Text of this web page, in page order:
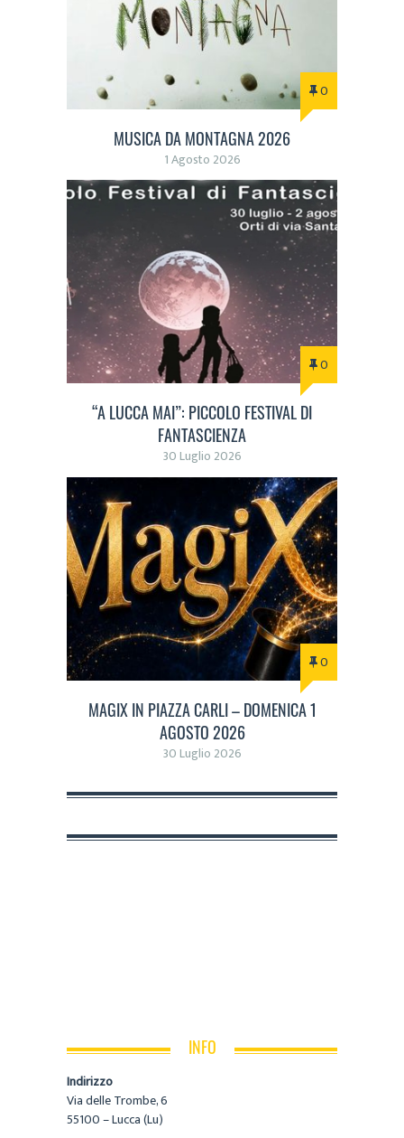
0
MUSICA DA MONTAGNA 2026
1 Agosto 2026
0
“A LUCCA MAI”: PICCOLO FESTIVAL DI
FANTASCIENZA
30 Luglio 2026
0
MAGIX IN PIAZZA CARLI – DOMENICA 1
AGOSTO 2026
30 Luglio 2026
INFO
Indirizzo
Via delle Trombe, 6
55100 – Lucca (Lu)